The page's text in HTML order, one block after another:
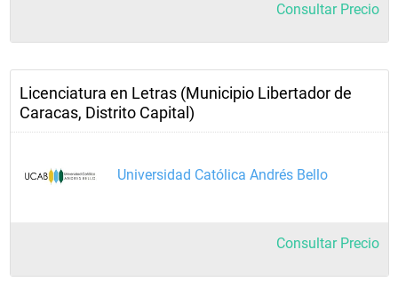
Consultar Precio
Licenciatura en Letras (Municipio Libertador de
Caracas, Distrito Capital)
Universidad Católica Andrés Bello
Consultar Precio